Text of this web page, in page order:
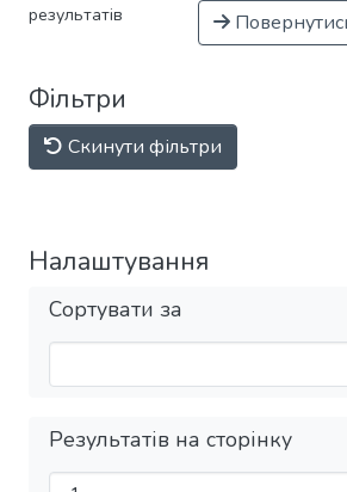
результатів
Фільтри
Скинути фільтри
Налаштування
Сортувати за
Результатів на сторінку